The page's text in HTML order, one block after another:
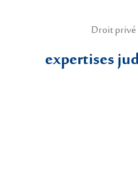
expertises